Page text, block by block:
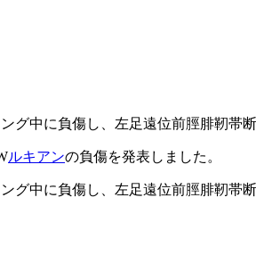
グ中に負傷し、左足遠位前脛腓靭帯
ルキアンの負傷を発表しました。
グ中に負傷し、左足遠位前脛腓靭帯